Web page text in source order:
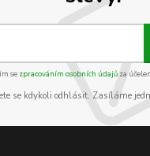
se zpracováním osobních údajůza
se kdykoli odhlásit. Zasíláme